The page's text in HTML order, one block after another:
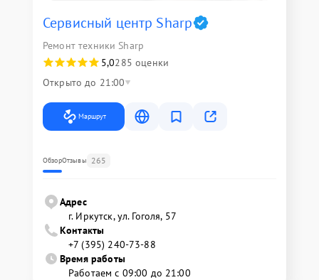
Сервисный центр Sharp
Ремонт техники Sharp
5,0285 оценки
Открыто до 21:00
Маршрут
ОбзорОтзывы 265
Адрес
г. Иркутск, ул. ​Гоголя, 57
Контакты
+7 (395) 240-73-88
Время работы
Работаем с 09:00 до 21:00